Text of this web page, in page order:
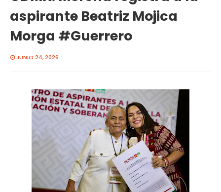
aspirante Beatriz Mojica
Morga #Guerrero
JUNIO 24, 2026